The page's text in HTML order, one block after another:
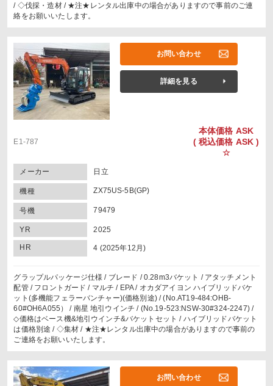
/ ◇伐採・造材 / ★注★レンタル出庫中の場合がありますので事前のご連
絡をお願いいたします。
お問い合わせ
詳細を見る
E1-787
本体価格 ASK
( 税込価格 ASK )
☆
メーカー 日立
機種 ZX75US-5B(GP)
号機 79479
YR 2025
HR 4 (2025年12月)
グラップルパッケージ仕様 / ブレード / 0.28m3バケット / アタッチメント
配管 / フロントガード / マルチ / EPA / オカダアイヨン ハイブリッドバケ
ット(多機能フェラーバンチャー)(価格別途) / (No.AT19-484:OHB-
60#OH6A055） / 南星 地引ウインチ / (No.19-523:NSW-30#324-2247) /
◇価格はベース機&地引ウインチ&バケットセット / ハイブリッドバケット
は価格別途 / ◇集材 / ★注★レンタル出庫中の場合がありますので事前の
ご連絡をお願いいたします。
お問い合わせ